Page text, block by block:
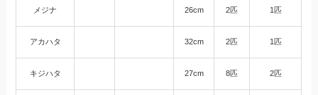
メジナ 26cm 2匹 1匹
アカハタ 32cm 2匹 1匹
キジハタ 27cm 8匹 2匹